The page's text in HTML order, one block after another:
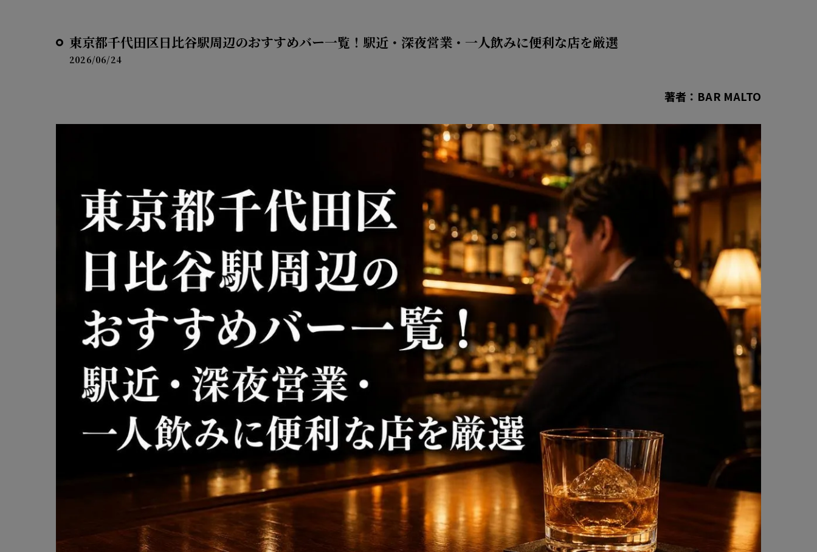
東京都千代田区日比谷駅周辺のおすすめバー一覧！駅近・深夜営業・一人飲みに便利な店を厳選
2026/06/24
著者：BAR MALTO